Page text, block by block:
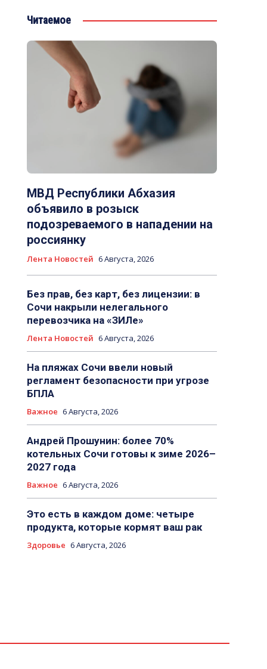
Читаемое
МВД Республики Абхазия
объявило в розыск
подозреваемого в нападении на
россиянку
Лента Новостей 6 Августа, 2026
Без прав, без карт, без лицензии: в
Сочи накрыли нелегального
перевозчика на «ЗИЛе»
Лента Новостей 6 Августа, 2026
На пляжах Сочи ввели новый
регламент безопасности при угрозе
БПЛА
Важное 6 Августа, 2026
Андрей Прошунин: более 70%
котельных Сочи готовы к зиме 2026–
2027 года
Важное 6 Августа, 2026
Это есть в каждом доме: четыре
продукта, которые кормят ваш рак
Здоровье 6 Августа, 2026